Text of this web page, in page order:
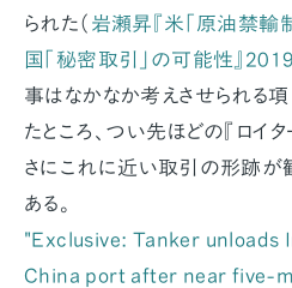
られた（ 岩瀬昇『米「原油禁輸
国「秘密取引」の可能性』
事はなかなか考えさせられる項
たところ、つい先ほどの『ロイタ
さにこれに近い取引の形跡が
ある。
"Exclusive: Tanker unloads
China port after near five-